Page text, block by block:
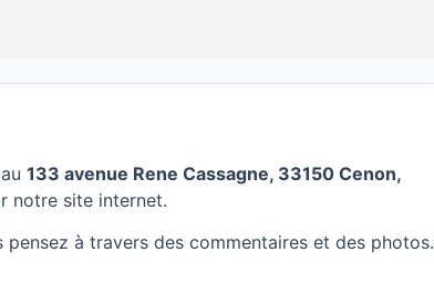
133 avenue Rene Cassagne, 33150 Cenon,
notre site internet.
à travers des commentaires et des photos.